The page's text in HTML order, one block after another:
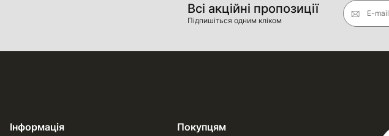
Всі акційні пропозиції
Підпишіться одним кліком
E-mail
Інформація Покупцям